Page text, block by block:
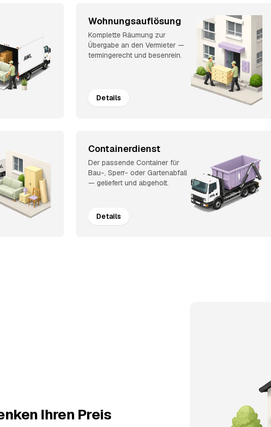
Wohnungsauflösung
Komplette Räumung zur
Übergabe an den Vermieter —
termingerecht und besenrein.
Details
Containerdienst
Der passende Container für
Bau-, Sperr- oder Gartenabfall
— geliefert und abgeholt.
Details
Ihren Preis